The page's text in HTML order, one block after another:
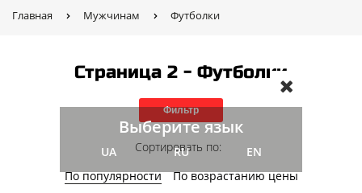
Главная Мужчинам Футболки
Страница 2 - Футболки
Фильтр
Сортировать по:
По популярности
По возрастанию цены
Выберите язык
UA RU EN